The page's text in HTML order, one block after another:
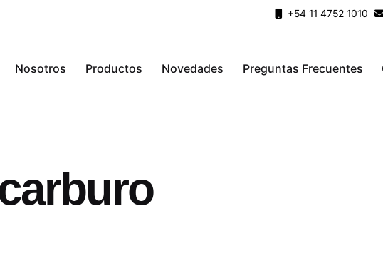
+54 11 4752 1010
Nosotros Productos Novedades Preguntas Frecuentes